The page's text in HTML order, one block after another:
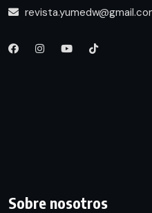
Sobre nosotros